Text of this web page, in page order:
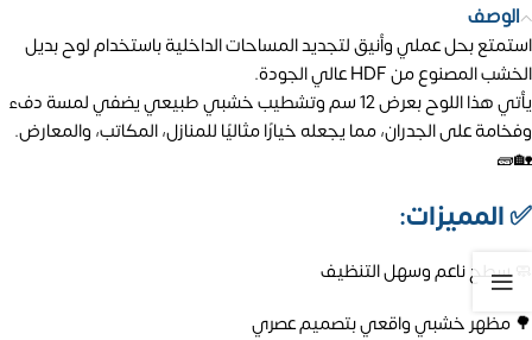
الوصف
استمتع بحل عملي وأنيق لتجديد المساحات الداخلية باستخدام لوح بديل
الخشب المصنوع من HDF عالي الجودة.
يأتي هذا اللوح بعرض 12 سم وتشطيب خشبي طبيعي يضفي لمسة دفء
وفخامة على الجدران، مما يجعله خيارًا مثاليًا للمنازل، المكاتب، والمعارض.
🏡🧱
✅المميزات:
🧼 سطح ناعم وسهل التنظيف
🌳 مظهر خشبي واقعي بتصميم عصري